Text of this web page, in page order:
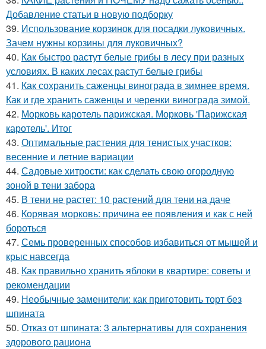
Добавление статьи в новую подборку
39. Использование корзинок для посадки луковичных.
Зачем нужны корзины для луковичных?
40. Как быстро растут белые грибы в лесу при разных
условиях. В каких лесах растут белые грибы
41. Как сохранить саженцы винограда в зимнее время.
Как и где хранить саженцы и черенки винограда зимой.
42. Морковь каротель парижская. Морковь 'Парижская
каротель'. Итог
43. Оптимальные растения для тенистых участков:
весенние и летние вариации
44. Садовые хитрости: как сделать свою огородную
зоной в тени забора
45. В тени не растет: 10 растений для тени на даче
46. Корявая морковь: причина ее появления и как с ней
бороться
47. Семь проверенных способов избавиться от мышей и
крыс навсегда
48. Как правильно хранить яблоки в квартире: советы и
рекомендации
49. Необычные заменители: как приготовить торт без
шпината
50. Отказ от шпината: 3 альтернативы для сохранения
здорового рациона